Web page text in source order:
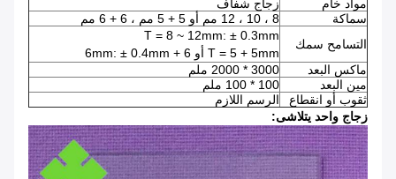
مواد خام
زجاج شفاف
سماكة
8 ، 10 ، 12 مم أو 5 + 5 مم ، 6 + 6 مم
التسامح سمك
T = 8 ~ 12mm: ± 0.3mm
T = 5 + 5mm أو 6 + 6mm: ± 0.4mm
ماكس البعد
3000 * 2000 ملم
مين البعد
100 * 100 ملم
ثقوب أو انقطاع
الرسم اللازم
زجاج واحد يتلاشى: